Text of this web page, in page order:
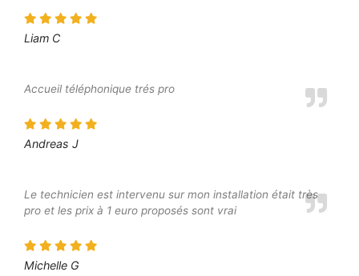
Liam C
Accueil téléphonique trés pro
Andreas J
Le technicien est intervenu sur mon installation était très
pro et les prix à 1 euro proposés sont vrai
Michelle G